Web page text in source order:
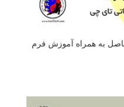
به همراه آموزش فرم